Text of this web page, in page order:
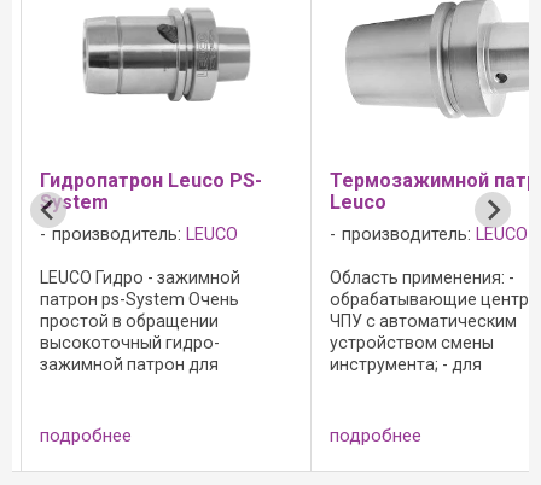
Гидропатрон Leuco PS-
System
производитель: LEUCO
LEUCO Гидро - зажимной
патрон ps-System Очень
простой в обращении
высокоточный гидро-
зажимной патрон для
происходит благодаря
нагнетанию давления
гидровлической жидкостью.
подробнее
Термозажимной
Leuco
производитель: LEUCO
Область применения: -
обрабатывающие
ЧПУ с автоматическим
устройством смены
инструмента; - для
цилиндрическим
хвостовиком;
исполнение: - n max = 30
подробнее